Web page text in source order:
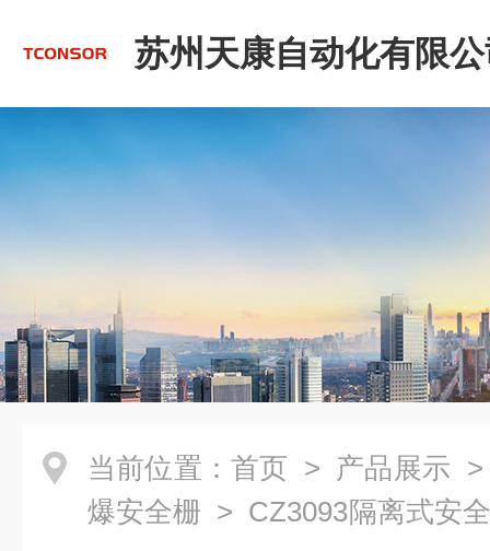
苏州天康自动化有限
当前位置： 首页 > 产品展示
爆安全栅 > CZ3093隔离式安